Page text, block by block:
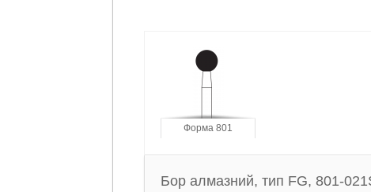
Форма 801
Бор алмазний, тип FG, 801-